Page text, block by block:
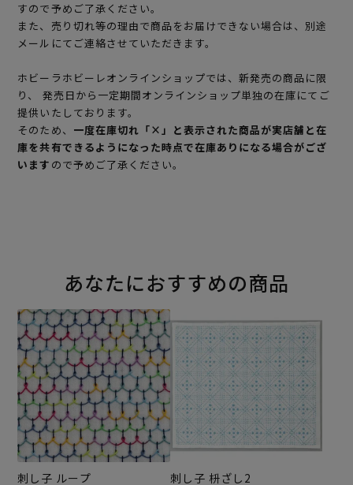
すので予めご了承ください。
また、売り切れ等の理由で商品をお届けできない場合は、別途
メールにてご連絡させていただきます。
ホビーラホビーレオンラインショップでは、新発売の商品に限
り、 発売日から一定期間オンラインショップ単独の在庫にてご
提供いたしております。
そのため、 一度在庫切れ「×」と表示された商品が実店舗と在
庫を共有できるようになった時点で在庫ありになる場合がござ
います ので予めご了承ください。
あなたにおすすめの商品
刺し子 ループ 刺し子 枡ざし2